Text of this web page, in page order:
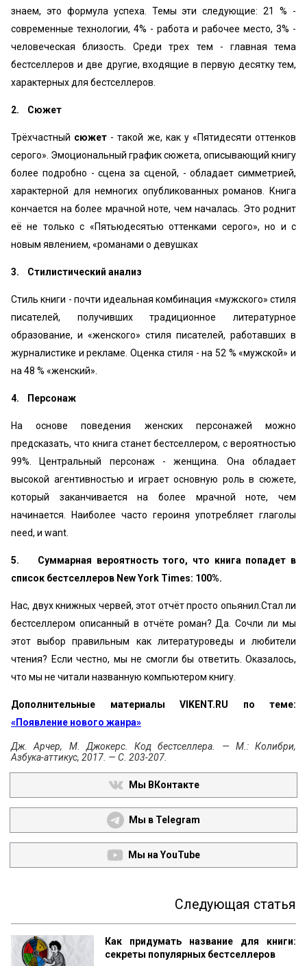
знаем, это формула успеха. Темы эти следующие: 21 % -
современные технологии, 4% - работа и рабочее место, 3% -
человеческая близость. Среди трех тем - главная тема
бестселлеров и две другие, входящие в первую десятку тем,
характерных для бестселлеров.
2. Сюжет
Трёхчастный сюжет - такой же, как у «Пятидесяти оттенков
серого». Эмоциональный график сюжета, описывающий книгу
более подробно - сцена за сценой, - обладает симметрией,
характерной для немногих опубликованных романов. Книга
кончается на более мрачной ноте, чем началась. Это роднит
её не только с «Пятьюдесятью оттенками серого», но и с
новым явлением, «романами о девушках
3. Стилистический анализ
Стиль книги - почти идеальная комбинация «мужского» стиля
писателей, получивших традиционное литературное
образование, и «женского» стиля писателей, работавших в
журналистике и рекламе. Оценка стиля - на 52 % «мужской» и
на 48 % «женский».
4. Персонаж
На основе поведения женских персонажей можно
предсказать, что книга станет бестселлером, с вероятностью
99%. Центральный персонаж - женщина. Она обладает
высокой агентивностью и играет основную роль в сюжете,
который заканчивается на более мрачной ноте, чем
начинается. Наиболее часто героиня употребляет глаголы
need, и want.
5. Суммарная вероятность того, что книга попадет в
список бестселлеров New York Times: 100%.
Нас, двух книжных червей, этот отчёт просто опьянил.Стал ли
бестселлером описанный в отчёте роман? Да. Сочли ли мы
этот выбор правильным как литературоведы и любители
чтения? Если честно, мы не смогли бы ответить. Оказалось,
что мы не читали названную компьютером книгу.
Дополнительные материалы VIKENT.RU по теме:
«Появление нового жанра»
Дж. Арчер, М. Джокерс. Код бестселлера. — М.: Колибри,
Азбука-аттикус, 2017. — С. 203-207.
Мы ВКонтакте
Мы в Telegram
Мы на YouTube
Следующая статья
Как придумать название для книги:
секреты популярных бестселлеров